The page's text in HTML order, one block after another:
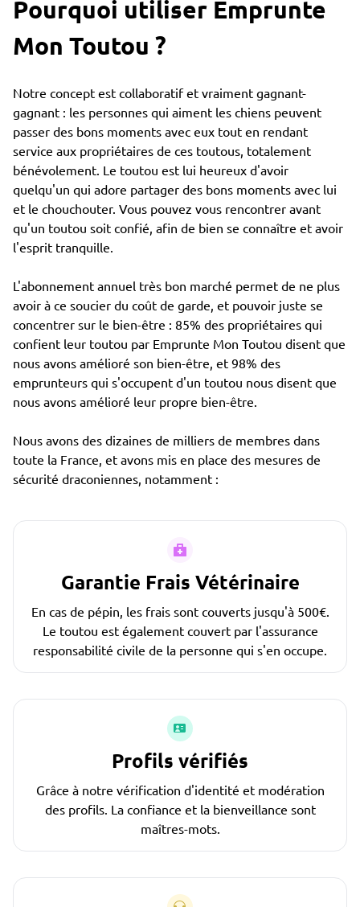
Pourquoi utiliser Emprunte
Mon Toutou ?
Notre concept est collaboratif et vraiment gagnant-
gagnant : les personnes qui aiment les chiens peuvent
passer des bons moments avec eux tout en rendant
service aux propriétaires de ces toutous, totalement
bénévolement. Le toutou est lui heureux d'avoir
quelqu'un qui adore partager des bons moments avec lui
et le chouchouter. Vous pouvez vous rencontrer avant
qu'un toutou soit confié, afin de bien se connaître et avoir
l'esprit tranquille.
L'abonnement annuel très bon marché permet de ne plus
avoir à ce soucier du coût de garde, et pouvoir juste se
concentrer sur le bien-être : 85% des propriétaires qui
confient leur toutou par Emprunte Mon Toutou disent que
nous avons amélioré son bien-être, et 98% des
emprunteurs qui s'occupent d'un toutou nous disent que
nous avons amélioré leur propre bien-être.
Nous avons des dizaines de milliers de membres dans
toute la France, et avons mis en place des mesures de
sécurité draconiennes, notamment :
Garantie Frais Vétérinaire
En cas de pépin, les frais sont couverts jusqu'à 500€.
Le toutou est également couvert par l'assurance
responsabilité civile de la personne qui s'en occupe.
Profils vérifiés
Grâce à notre vérification d'identité et modération
des profils. La confiance et la bienveillance sont
maîtres-mots.